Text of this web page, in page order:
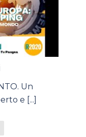
Un
e [...]